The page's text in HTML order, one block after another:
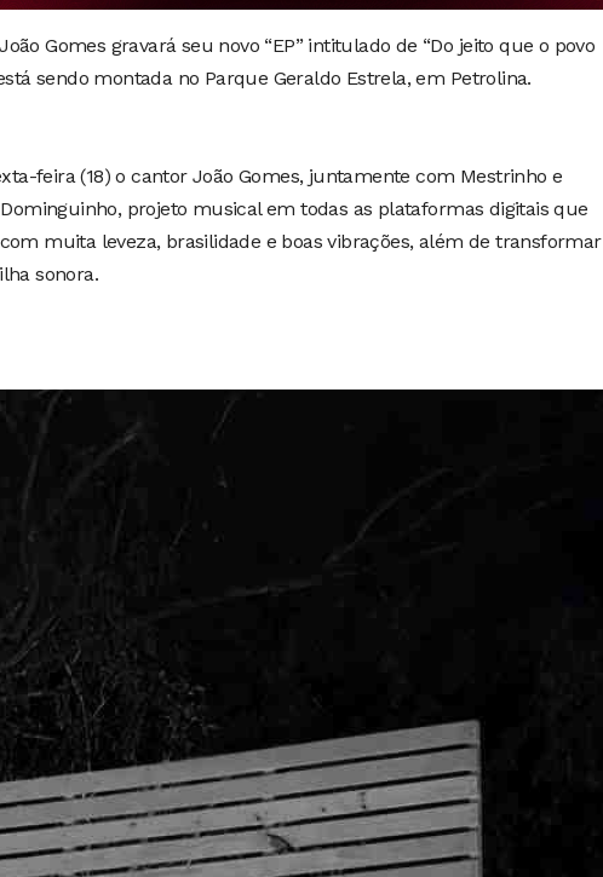
Gomes gravará seu novo “EP” intitulado de “Do jeito que o povo
sendo montada no Parque Geraldo Estrela, em Petrolina.
feira (18) o cantor João Gomes, juntamente com Mestrinho e
projeto musical em todas as plataformas digitais que
muita leveza, brasilidade e boas vibrações, além de transformar
sonora.